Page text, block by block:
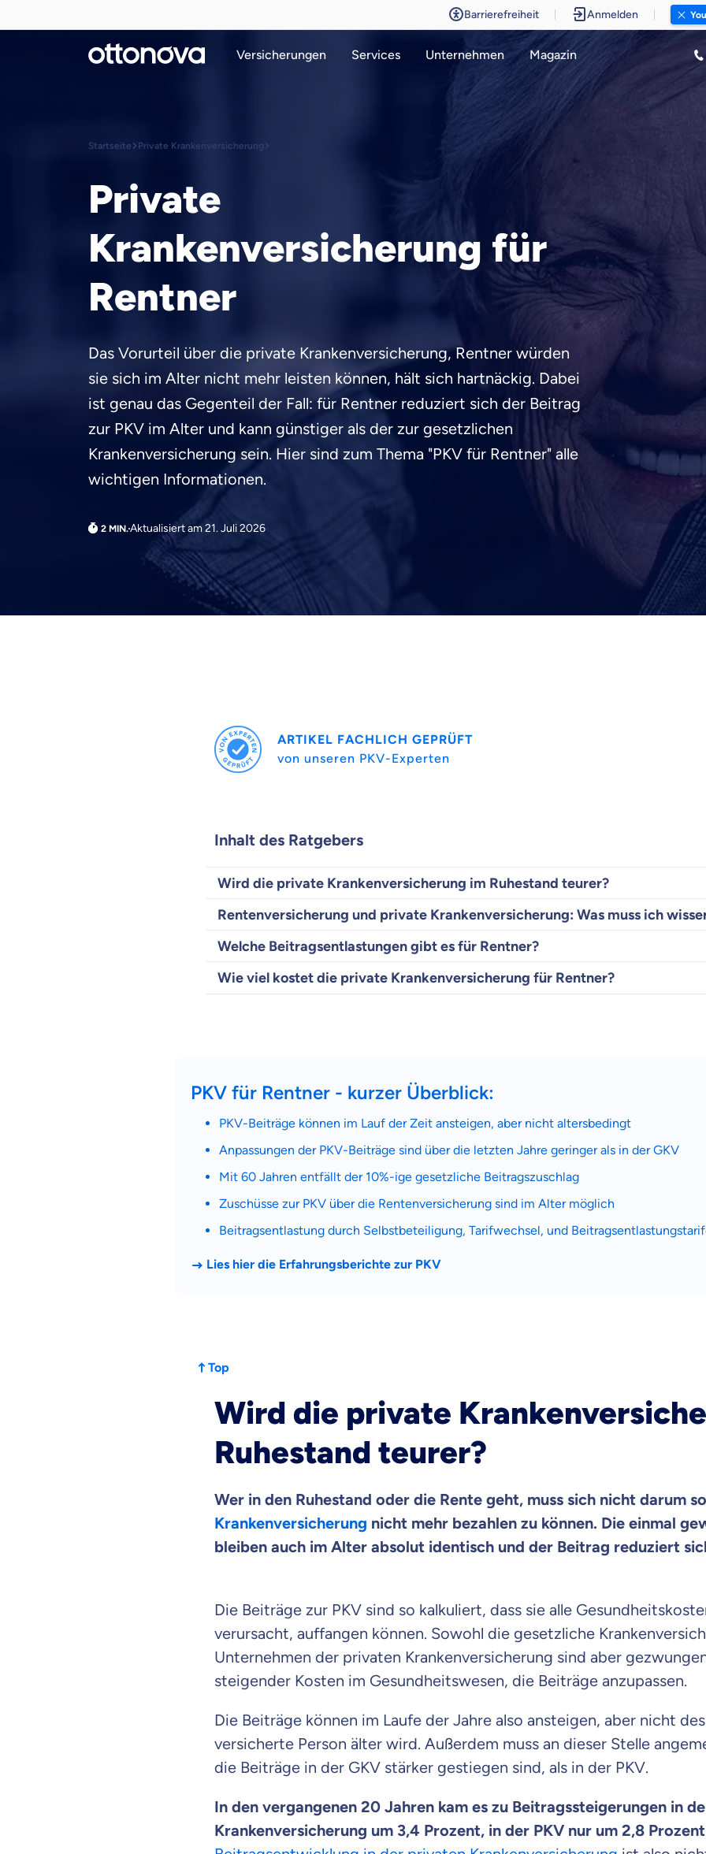
Barrierefreiheit Anmelden
Versicherungen Services Unternehmen Magazin
Startseite Private Krankenversicherung
Private
Krankenversicherung für
Rentner
Das Vorurteil über die private Krankenversicherung, Rentner würden
sie sich im Alter nicht mehr leisten können, hält sich hartnäckig. Dabei
ist genau das Gegenteil der Fall: für Rentner reduziert sich der Beitrag
zur PKV im Alter und kann günstiger als der zur gesetzlichen
Krankenversicherung sein. Hier sind zum Thema "PKV für Rentner" alle
wichtigen Informationen.
Aktualisiert am 21. Juli 2026
ARTIKEL FACHLICH GEPRÜFT
von unseren PKV-Experten
Inhalt des Ratgebers
Wird die private Krankenversicherung im Ruhestand teurer?
Rentenversicherung und private Krankenversicherung: Was muss ich
Welche Beitragsentlastungen gibt es für Rentner?
Wie viel kostet die private Krankenversicherung für Rentner?
PKV für Rentner - kurzer Überblick:
PKV-Beiträge können im Lauf der Zeit ansteigen, aber nicht altersbedingt
Anpassungen der PKV-Beiträge sind über die letzten Jahre geringer als in der GKV
Mit 60 Jahren entfällt der 10%-ige gesetzliche Beitragszuschlag
Zuschüsse zur PKV über die Rentenversicherung sind im Alter möglich
Beitragsentlastung durch Selbstbeteiligung, Tarifwechsel, und
Lies hier die Erfahrungsberichte zur PKV
Top
Wird die private
Ruhestand teurer?
Wer in den Ruhestand oder die Rente geht, muss sich nicht darum
Krankenversicherung nicht mehr bezahlen zu können. Die einmal
bleiben auch im Alter absolut identisch und der Beitrag reduziert
Die Beiträge zur PKV sind so kalkuliert, dass sie alle
verursacht, auffangen können. Sowohl die gesetzliche
Unternehmen der privaten Krankenversicherung sind aber
steigender Kosten im Gesundheitswesen, die Beiträge anzupassen.
Die Beiträge können im Laufe der Jahre also ansteigen, aber nicht
versicherte Person älter wird. Außerdem muss an dieser Stelle
die Beiträge in der GKV stärker gestiegen sind, als in der PKV.
In den vergangenen 20 Jahren kam es zu Beitragssteigerungen in
Krankenversicherung um 3,4 Prozent, in der PKV nur um 2,8
Weil es uns wichtig ist, dass du
dich gut beraten fühlst.
Wir möchten, dass du dich aus Überzeugung für uns entscheidest.
Vergleich mit anderen Tarifen am Markt
Wir helfen dir dabei Unterschiede in Versicherungen zu verstehen
Versicherungsprodukt wählen
Krankenvoll